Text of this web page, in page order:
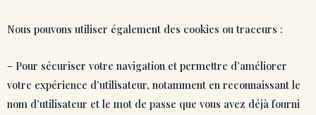
Nous pouvons utiliser également des cookies ou traceurs :
– Pour sécuriser votre navigation et permettre d’améliorer
votre expérience d’utilisateur, notamment en reconnaissant le
nom d’utilisateur et le mot de passe que vous avez déjà fourni